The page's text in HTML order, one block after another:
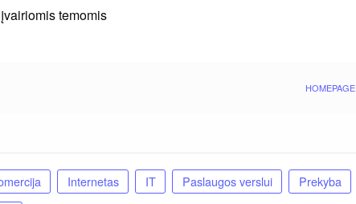
temomis
HOMEPAGE
Internetas IT Paslaugos verslui
Prekyba